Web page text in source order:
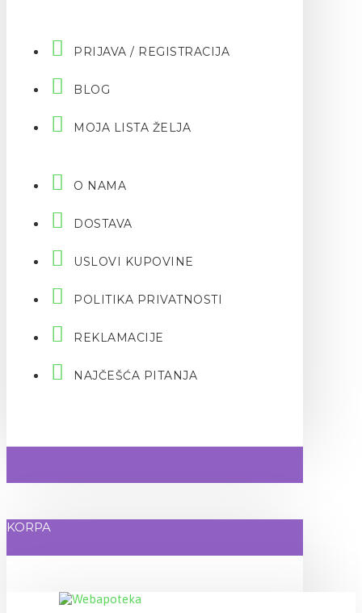
PRIJAVA / REGISTRACIJA
BLOG
MOJA LISTA ŽELJA
O NAMA
DOSTAVA
USLOVI KUPOVINE
POLITIKA PRIVATNOSTI
REKLAMACIJE
NAJČEŠĆA PITANJA
KORPA